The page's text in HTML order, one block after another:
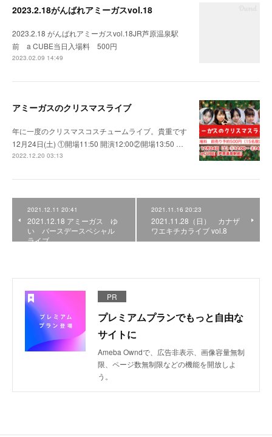
2023.2.18がんばれアミーガスvol.18
2023.2.18 がんばれアミーガスvol.18JR芦原温泉駅
前 a CUBE当日入場料 500円
2023.02.09 14:49
アミーガスのクリスマスライブ
年に一度のクリスマスコスチュームライブ。貴重です
12月24日(土) ①開場11:50 開演12:00②開場13:50 …
2022.12.20 03:13
2021.12.11 20:41
2021.12.18 アミーガス ゆ
い バースデースペシャル
ライブ
2021.11.16 20:23
2021.11.28（日） カナザ
ワエキチカライブ vol.8
PR
プレミアムプランでもっと自由な
サイトに
Ameba Owndで、広告非表示、画像容量無制
限、ページ数無制限などの機能を開放しよ
う。